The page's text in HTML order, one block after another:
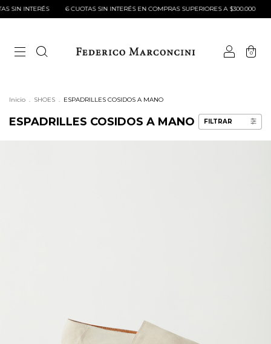
6 CUOTAS SIN INTERÉS EN COMPRAS SUPERIORES A $300.000 3
0
Inicio . SHOES . ESPADRILLES COSIDOS A MANO
ESPADRILLES COSIDOS A MANO FILTRAR